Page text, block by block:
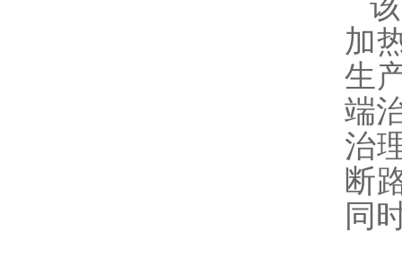
加
生
端
治
断
同